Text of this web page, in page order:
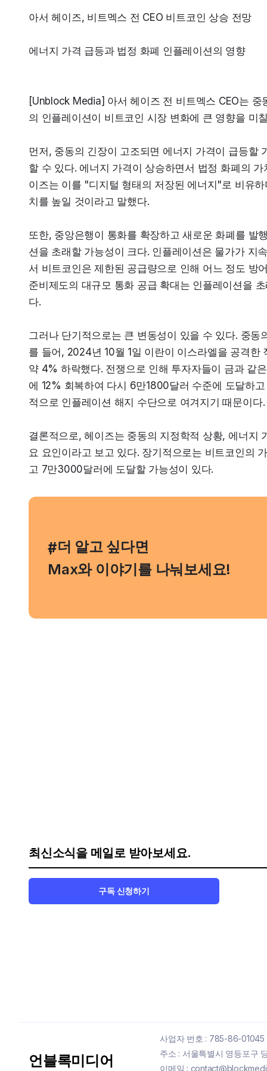
아서 헤이즈, 비트멕스 전 CEO 비트코인 상승 전망
에너지 가격 급등과 법정 화폐 인플레이션의 영향
[Unblock Media] 아서 헤이즈 전 비트멕스 CEO는
의 인플레이션이 비트코인 시장 변화에 큰 영향을 미
먼저, 중동의 긴장이 고조되면 에너지 가격이 급등할
할 수 있다. 에너지 가격이 상승하면서 법정 화폐의
이즈는 이를 "디지털 형태의 저장된 에너지"로 비유
치를 높일 것이라고 말했다.
또한, 중앙은행이 통화를 확장하고 새로운 화폐를 발
션을 초래할 가능성이 크다. 인플레이션은 물가가 지
서 비트코인은 제한된 공급량으로 인해 어느 정도 방
준비제도의 대규모 통화 공급 확대는 인플레이션을
다.
그러나 단기적으로는 큰 변동성이 있을 수 있다. 중
를 들어, 2024년 10월 1일 이란이 이스라엘을 공격
약 4% 하락했다. 전쟁으로 인해 투자자들이 금과 같
에 12% 회복하여 다시 6만1800달러 수준에 도달하
적으로 인플레이션 해지 수단으로 여겨지기 때문이다.
결론적으로, 헤이즈는 중동의 지정학적 상황, 에너지
요 요인이라고 보고 있다. 장기적으로는 비트코인의
고 7만3000달러에 도달할 가능성이 있다.
#
, 더 알고 싶다면
Max와 이야기를 나눠보세요!
최신소식을 메일로 받아보세요.
구독 신청하기
언블록미디어
사업자 번호 : 785-86-01045
주소 : 서울특별시 영등포구
이메일 :